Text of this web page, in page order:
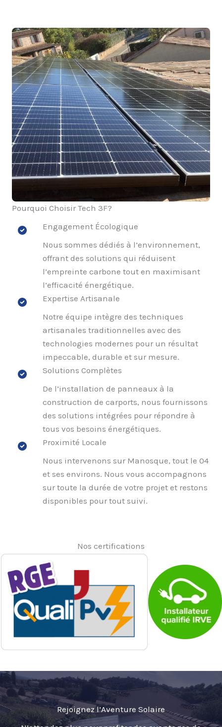
Pourquoi Choisir Tech 3F?
Engagement Écologique
Nous sommes dédiés à l’environnement,
offrant des solutions qui réduisent
l’empreinte carbone tout en maximisant
l’efficacité énergétique.
Expertise Artisanale
Notre équipe intègre des techniques
artisanales traditionnelles avec des
technologies modernes pour un résultat
impeccable, durable et sur mesure.
Solutions Complètes
De l’installation de panneaux à la
construction de carports, nous fournissons
des solutions intégrées pour répondre à
tous vos besoins énergétiques.
Proximité Locale
Nous intervenons sur Manosque, tout le 04
et ses environs. Nous vous accompagnons
sur toute la durée de votre projet et restons
disponibles pour tout suivi.
Nos certifications
Rejoignez l’Aventure Solaire